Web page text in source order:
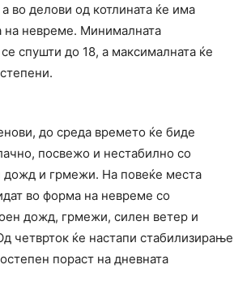
во делови од котлината ќе има
на невреме. Минималната
спушти до 18, а максималната ќе
до среда времето ќе биде
посвежо и нестабилно со
дожд и грмежи. На повеќе места
во форма на невреме со
дожд, грмежи, силен ветер и
четврток ќе настапи стабилизирање
пораст на дневната